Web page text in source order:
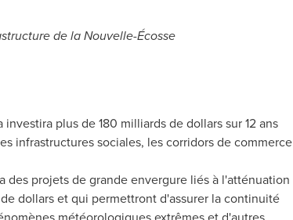
de la Nouvelle-Écosse
investira plus de 180 milliards de dollars sur 12 ans
infrastructures sociales, les corridors de commerce
projets de grande envergure liés à l'atténuation
dollars et qui permettront d'assurer la continuité